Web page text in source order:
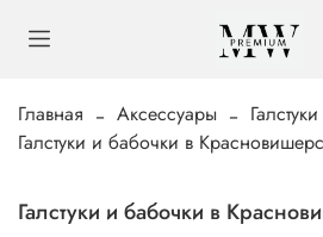
Главная Аксессуары
Галстуки и бабочки в
Галстуки и бабочки в